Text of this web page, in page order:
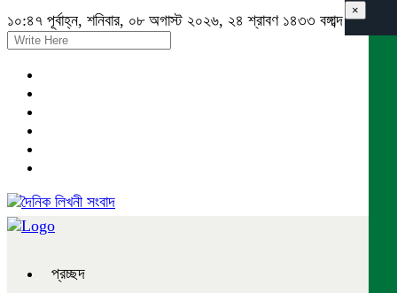
১০:৪৭ পূর্বাহ্ন, শনিবার, ০৮ অগাস্ট ২০২৬, ২৪ শ্রাবণ ১৪৩৩ বঙ্গাব্দ
প্রচ্ছদ
×